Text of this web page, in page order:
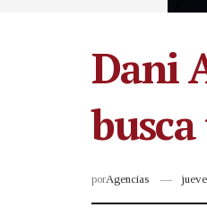
Dani
porAgencias